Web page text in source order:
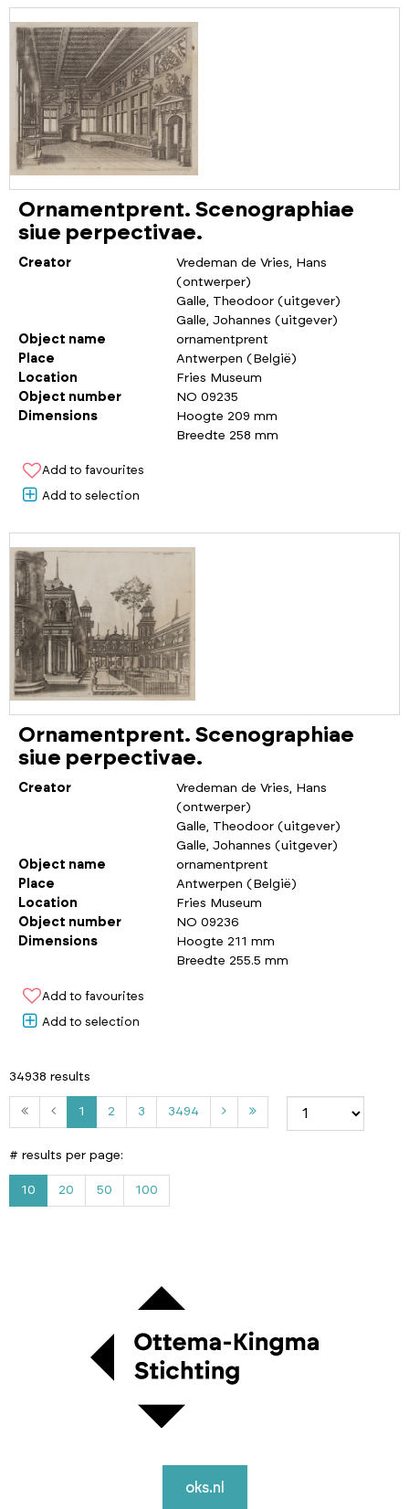
Ornamentprent. Scenographiae
siue perpectivae.
Creator
Vredeman de Vries, Hans
(ontwerper)
Galle, Theodoor (uitgever)
Galle, Johannes (uitgever)
Object name
ornamentprent
Place
Antwerpen (België)
Location
Fries Museum
Object number
NO 09235
Dimensions
Hoogte 209 mm
Breedte 258 mm
Add to favourites
Add to selection
Ornamentprent. Scenographiae
siue perpectivae.
Creator
Vredeman de Vries, Hans
(ontwerper)
Galle, Theodoor (uitgever)
Galle, Johannes (uitgever)
Object name
ornamentprent
Place
Antwerpen (België)
Location
Fries Museum
Object number
NO 09236
Dimensions
Hoogte 211 mm
Breedte 255.5 mm
Add to favourites
Add to selection
34938 results
1 2 3 3494
4
# results per page:
10 20 50 100
oks.nl